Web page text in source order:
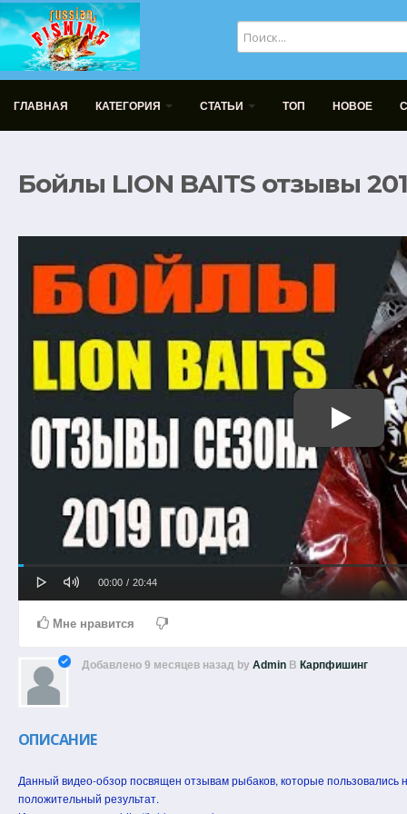
ГЛАВНАЯ КАТЕГОРИЯ СТАТЬИ ТОП НОВОЕ
Бойлы LION BAITS отзывы
Current
00:00 / Duration
20:44
Мне нравится
Добавлено9 месяцев назад byAdmin В Карпфишинг
ОПИСАНИЕ
Данный видео-обзор посвящен отзывам рыбаков, которые
положительный результат.